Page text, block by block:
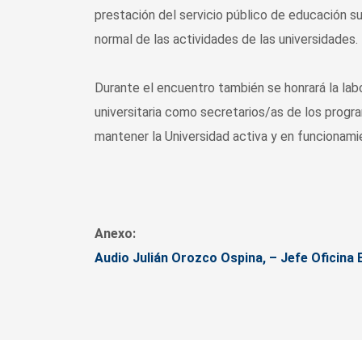
prestación del servicio público de educación
normal de las actividades de las universidades.
Durante el encuentro también se honrará la
universitaria como secretarios/as de los
mantener la Universidad activa y en
Anexo:
Audio Julián Orozco Ospina, – Jefe Oficina